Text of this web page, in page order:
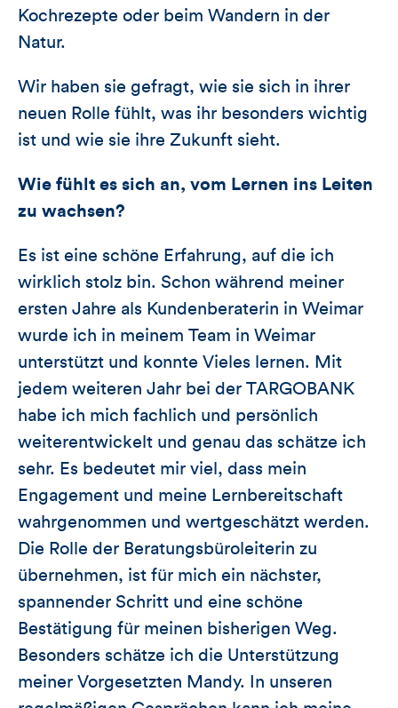
Kochrezepte oder beim Wandern in der
Natur.
Wir haben sie gefragt, wie sie sich in ihrer
neuen Rolle fühlt, was ihr besonders wichtig
ist und wie sie ihre Zukunft sieht.
Wie fühlt es sich an, vom Lernen ins Leiten
zu wachsen?
Es ist eine schöne Erfahrung, auf die ich
wirklich stolz bin. Schon während meiner
ersten Jahre als Kundenberaterin in Weimar
wurde ich in meinem Team in Weimar
unterstützt und konnte Vieles lernen. Mit
jedem weiteren Jahr bei der TARGOBANK
habe ich mich fachlich und persönlich
weiterentwickelt und genau das schätze ich
sehr. Es bedeutet mir viel, dass mein
Engagement und meine Lernbereitschaft
wahrgenommen und wertgeschätzt werden.
Die Rolle der Beratungsbüroleiterin zu
übernehmen, ist für mich ein nächster,
spannender Schritt und eine schöne
Bestätigung für meinen bisherigen Weg.
Besonders schätze ich die Unterstützung
meiner Vorgesetzten Mandy. In unseren